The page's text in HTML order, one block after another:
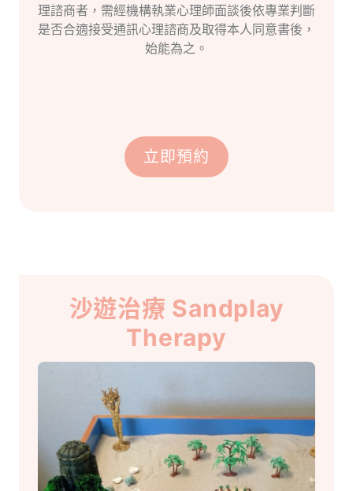
理諮商者，需經機構執業心理師面談後依專業判斷
是否合適接受通訊心理諮商及取得本人同意書後，
始能為之。
立即預約
沙遊治療 Sandplay
Therapy